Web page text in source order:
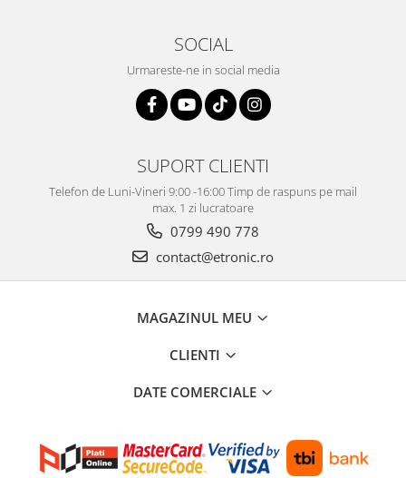
SOCIAL
Urmareste-ne in social media
SUPORT CLIENTI
Telefon de Luni-Vineri 9:00 -16:00 Timp de raspuns pe mail
max. 1 zi lucratoare
0799 490 778
contact@etronic.ro
MAGAZINUL MEU
CLIENTI
DATE COMERCIALE